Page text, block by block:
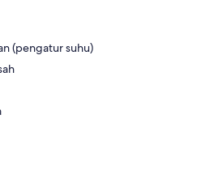
(pengatur suhu)